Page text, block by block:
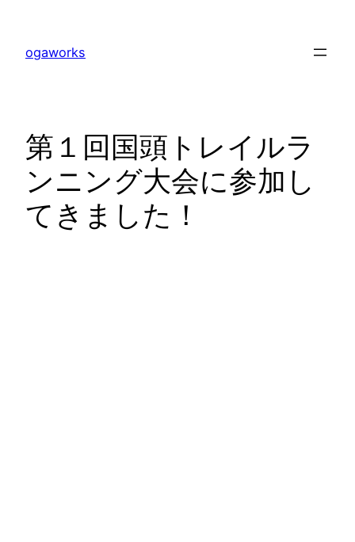
ogaworks
第１回国頭トレイルラ
ンニング大会に参加し
てきました！